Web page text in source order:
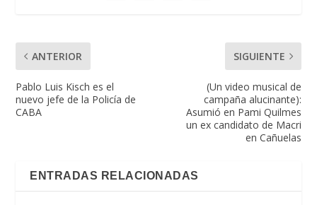
ANTERIOR
Pablo Luis Kisch es el
nuevo jefe de la Policía de
CABA
SIGUIENTE
(Un video musical de
campaña alucinante):
Asumió en Pami Quilmes
un ex candidato de Macri
en Cañuelas
ENTRADAS RELACIONADAS